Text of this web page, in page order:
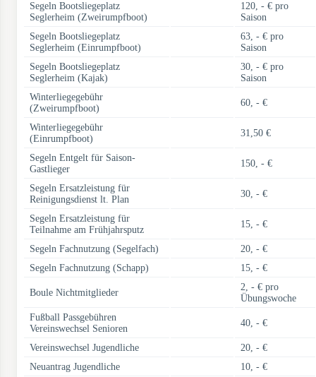
Segeln Bootsliegeplatz
Seglerheim (Zweirumpfboot)
120, - € pro
Saison
Segeln Bootsliegeplatz
Seglerheim (Einrumpfboot)
63, - € pro
Saison
Segeln Bootsliegeplatz
Seglerheim (Kajak)
30, - € pro
Saison
Winterliegegebühr
(Zweirumpfboot)
60, - €
Winterliegegebühr
(Einrumpfboot)
31,50 €
Segeln Entgelt für Saison-
Gastlieger
150, - €
Segeln Ersatzleistung für
Reinigungsdienst lt. Plan
30, - €
Segeln Ersatzleistung für
Teilnahme am Frühjahrsputz
15, - €
Segeln Fachnutzung (Segelfach)
20, - €
Segeln Fachnutzung (Schapp)
15, - €
Boule Nichtmitglieder
2, - € pro
Übungswoche
Fußball Passgebühren
Vereinswechsel Senioren
40, - €
Vereinswechsel Jugendliche
20, - €
Neuantrag Jugendliche
10, - €